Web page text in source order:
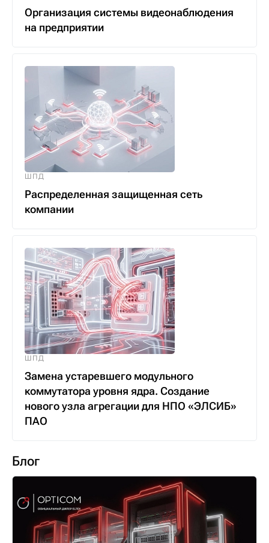
Организация системы видеонаблюдения
на предприятии
ШПД
Распределенная защищенная сеть
компании
ШПД
Замена устаревшего модульного
коммутатора уровня ядра. Создание
нового узла агрегации для НПО «ЭЛСИБ»
ПАО
Блог